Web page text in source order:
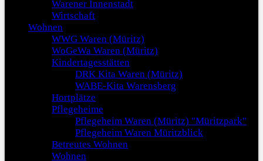
Warener Innenstadt
Wirtschaft
Wohnen
WWG Waren (Müritz)
WoGeWa Waren (Müritz)
Kindertagesstätten
DRK Kita Waren (Müritz)
WABE-Kita Warensberg
Hortplätze
Pflegeheime
Pflegeheim Waren (Müritz) "Müritzpark"
Pflegeheim Waren Müritzblick
Betreutes Wohnen
Wohnen